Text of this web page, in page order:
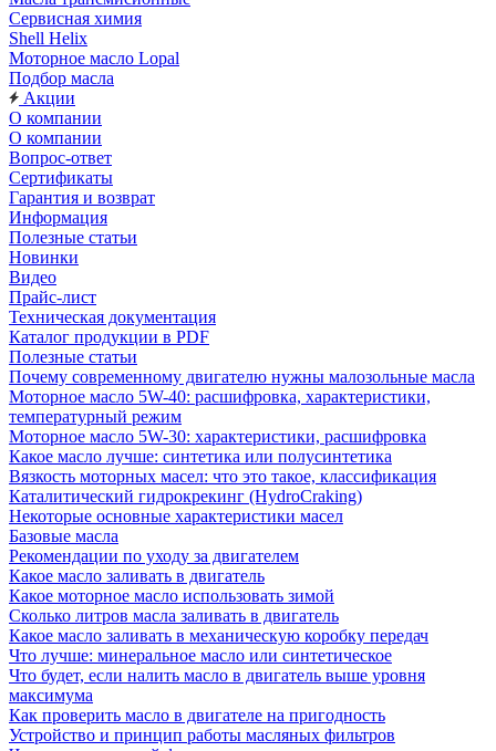
Сервисная химия
Shell Helix
Моторное масло Lopal
Подбор масла
Акции
О компании
О компании
Вопрос-ответ
Сертификаты
Гарантия и возврат
Информация
Полезные статьи
Новинки
Видео
Прайс-лист
Техническая документация
Каталог продукции в PDF
Полезные статьи
Почему современному двигателю нужны малозольные масла
Моторное масло 5W-40: расшифровка, характеристики,
температурный режим
Моторное масло 5W-30: характеристики, расшифровка
Какое масло лучше: синтетика или полусинтетика
Вязкость моторных масел: что это такое, классификация
Каталитический гидрокрекинг (НydroСraking)
Некоторые основные характеристики масел
Базовые масла
Рекомендации по уходу за двигателем
Какое масло заливать в двигатель
Какое моторное масло использовать зимой
Сколько литров масла заливать в двигатель
Какое масло заливать в механическую коробку передач
Что лучше: минеральное масло или синтетическое
Что будет, если налить масло в двигатель выше уровня
максимума
Как проверить масло в двигателе на пригодность
Устройство и принцип работы масляных фильтров